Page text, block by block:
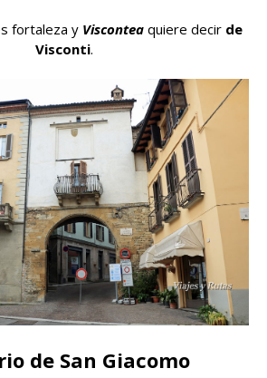
fortaleza y Viscontea quiere decir de
Visconti.
de San Giacomo